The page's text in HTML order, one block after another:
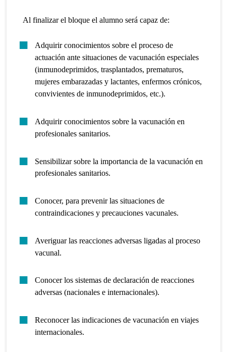
Al finalizar el bloque el alumno será capaz de:
Adquirir conocimientos sobre el proceso de
actuación ante situaciones de vacunación especiales
(inmunodeprimidos, trasplantados, prematuros,
mujeres embarazadas y lactantes, enfermos crónicos,
convivientes de inmunodeprimidos, etc.).
Adquirir conocimientos sobre la vacunación en
profesionales sanitarios.
Sensibilizar sobre la importancia de la vacunación en
profesionales sanitarios.
Conocer, para prevenir las situaciones de
contraindicaciones y precauciones vacunales.
Averiguar las reacciones adversas ligadas al proceso
vacunal.
Conocer los sistemas de declaración de reacciones
adversas (nacionales e internacionales).
Reconocer las indicaciones de vacunación en viajes
internacionales.